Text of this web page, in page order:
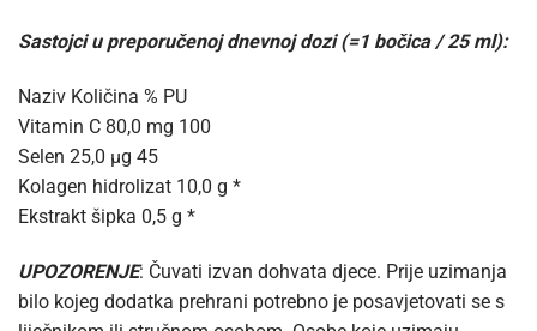
Sastojci u preporučenoj dnevnoj dozi (=1 bočica / 25 ml):
Naziv Količina % PU
Vitamin C 80,0 mg 100
Selen 25,0 µg 45
Kolagen hidrolizat 10,0 g *
Ekstrakt šipka 0,5 g *
UPOZORENJE: Čuvati izvan dohvata djece. Prije uzimanja
bilo kojeg dodatka prehrani potrebno je posavjetovati se s